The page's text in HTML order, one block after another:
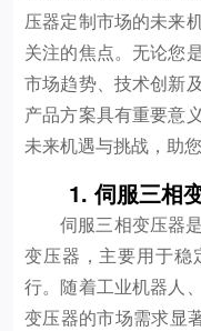
压器定制市场的未来
关注的焦点。无论您
市场趋势、技术创新
产品方案具有重要意
未来机遇与挑战，助
1. 伺服三相
伺服三相变压器
变压器，主要用于稳
行。随着工业机器人
变压器的市场需求显